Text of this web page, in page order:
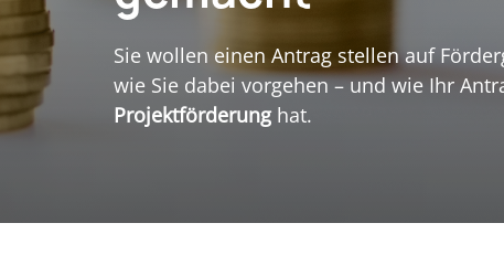
Sie wollen einen Antrag stellen auf
wie Sie dabei vorgehen – und wie Ihr
Projektförderunghat.